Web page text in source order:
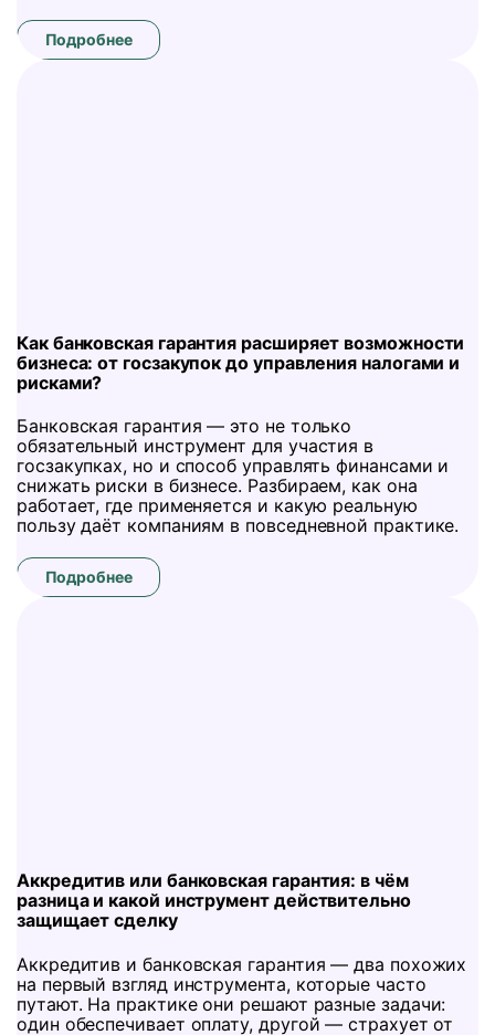
Подробнее
Как банковская гарантия расширяет возможности
бизнеса: от госзакупок до управления налогами и
рисками?
Банковская гарантия — это не только
обязательный инструмент для участия в
госзакупках, но и способ управлять финансами и
снижать риски в бизнесе. Разбираем, как она
работает, где применяется и какую реальную
пользу даёт компаниям в повседневной практике.
Подробнее
Аккредитив или банковская гарантия: в чём
разница и какой инструмент действительно
защищает сделку
Аккредитив и банковская гарантия — два похожих
на первый взгляд инструмента, которые часто
путают. На практике они решают разные задачи:
один обеспечивает оплату, другой — страхует от